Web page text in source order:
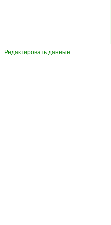
Редактировать данные